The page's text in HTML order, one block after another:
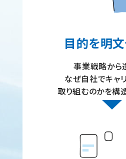
目的を明
事業戦略から
なぜ自社でキャ
取り組むのかを構